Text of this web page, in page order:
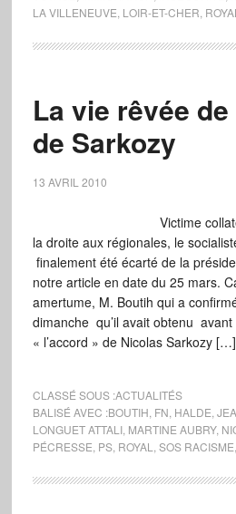
LA VILLENEUVE LOIR-ET-CHER ROYAL
La vie rêvée
de Sarkozy
13 AVRIL 2010
Victime
la droite aux régionales, le
finalement été écarté de la
notre article en date du 25 mars.
amertume, M. Boutih qui a
dimanche qu’il avait obtenu avant
« l’accord » de Nicolas Sarkozy […]
CLASSÉ SOUS :ACTUALITÉS
BALISÉ AVEC :BOUTIH FN HALDE
LONGUET ATTALI, MARTINE AUBRY,
PÉCRESSE PS, ROYAL SOS RACISME